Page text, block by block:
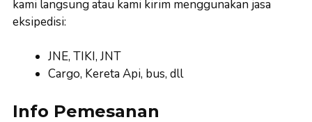
kami langsung atau kami kirim menggunakan jasa
eksipedisi:
JNE, TIKI, JNT
Cargo, Kereta Api, bus, dll
Info Pemesanan